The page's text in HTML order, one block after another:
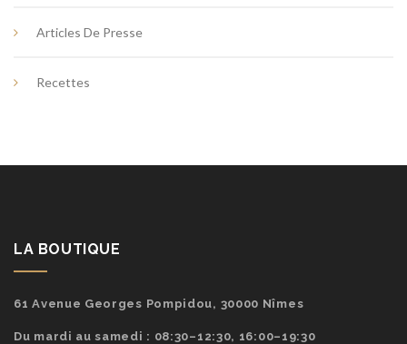
Articles De Presse
Recettes
LA BOUTIQUE
61 Avenue Georges Pompidou, 30000 Nîmes
Du mardi au samedi : 08:30–12:30, 16:00–19:30